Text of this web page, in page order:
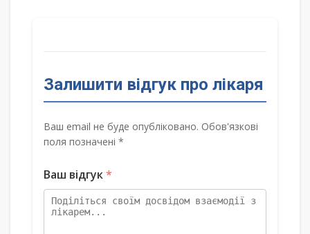
Залишити відгук про лікаря
Ваш email не буде опубліковано. Обов'язкові
поля позначені *
Ваш відгук*